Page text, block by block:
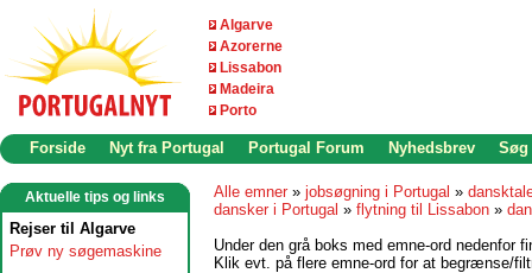
Algarve
Azorerne
Lissabon
Madeira
Porto
Forside Nyt fra Portugal Portugal Forum Nyhedsbrev Søg
Aktuelle tips og links
Rejser til Algarve
Prøv ny søgemaskine
Alle emner » jobsøgning i Portugal »
dansker i Portugal » flytning til Lissabon »
Under den grå boks med emne-ord nedenfor
Klik evt. på flere emne-ord for at begrænse/